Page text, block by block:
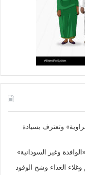
وتعترف بسيادة
وغير السودانية»
الغذاء وشح الوقود